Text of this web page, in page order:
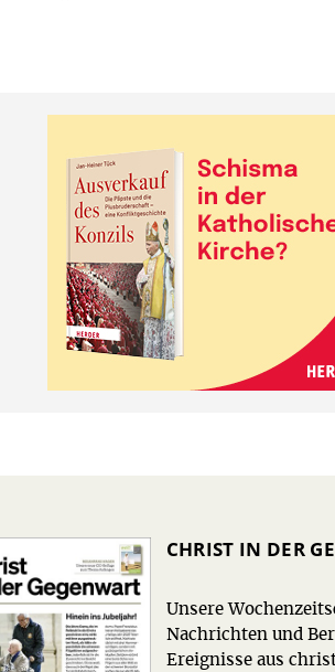
CHRIST IN DER
Unsere
Nachrichten und
Ereignisse aus